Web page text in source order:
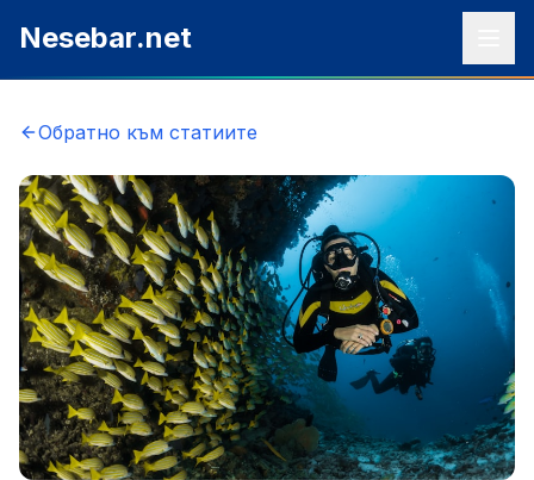
Nesebar.net
Обратно към статиите